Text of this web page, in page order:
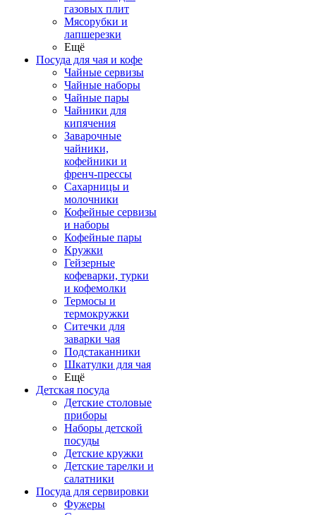
газовых плит
Мясорубки и
лапшерезки
Ещё
Посуда для чая и кофе
Чайные сервизы
Чайные наборы
Чайные пары
Чайники для
кипячения
Заварочные
чайники,
кофейники и
френч-прессы
Сахарницы и
молочники
Кофейные сервизы
и наборы
Кофейные пары
Кружки
Гейзерные
кофеварки, турки
и кофемолки
Термосы и
термокружки
Ситечки для
заварки чая
Подстаканники
Шкатулки для чая
Ещё
Детская посуда
Детские столовые
приборы
Наборы детской
посуды
Детские кружки
Детские тарелки и
салатники
Посуда для сервировки
Фужеры